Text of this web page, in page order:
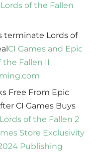
of the Fallen
terminate Lords of
CI Games and Epic
the Fallen II
Free From Epic
CI Games Buys
Lords of the Fallen 2
Store Exclusivity
Publishing